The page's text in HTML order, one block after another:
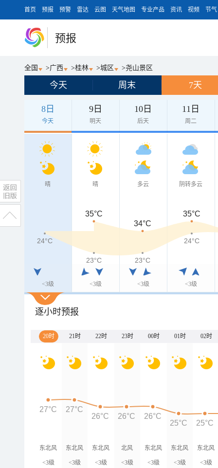
首页 预报 预警 雷达 云图 天气地图 专业产品 资讯 视频 节气
预报
全国 >广西 >桂林 >城区 >尧山景区
今天 周末 7天
8日
今天
9日
明天
10日
后天
11日
周二
晴
<3级
晴
<3级
多云
<3级
阴转多云
<3级
35°C
34°C
35°C
24°C
23°C 23°C
24°C
逐小时预报
20时 21时 22时 23时 00时 01时 02时
东北风
<3级
东北风
<3级
东北风
<3级
北风
<3级
东北风
<3级
东北风
<3级
东北风
<3级
27°C
27°C
26°C
26°C
26°C
25°C
25°C